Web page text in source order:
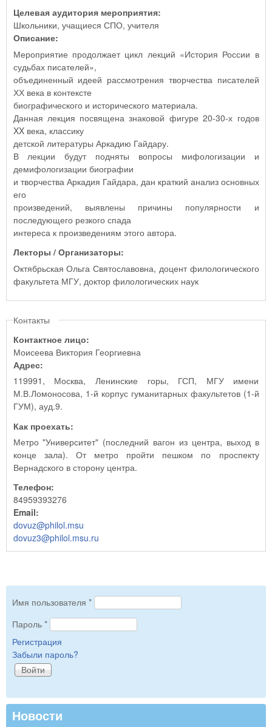
Целевая аудитория мероприятия:
Школьники, учащиеся СПО, учителя
Описание:
Мероприятие продолжает цикл лекций «История России в
судьбах писателей»,
объединенный идеей рассмотрения творчества писателей
ХХ века в контексте
биографического и исторического материала.
Данная лекция посвящена знаковой фигуре 20-30-х годов
XX века, классику
детской литературы Аркадию Гайдару.
В лекции будут подняты вопросы мифологизации и
демифологизации биографии
и творчества Аркадия Гайдара, дан краткий анализ основных
его
произведений, выявлены причины популярности и
последующего резкого спада
интереса к произведениям этого автора.
Лекторы / Организаторы:
Октябрьская Ольга Святославовна, доцент филологического
факультета МГУ, доктор филологических наук
Контакты
Контактное лицо:
Моисеева Виктория Георгиевна
Адрес:
119991, Москва, Ленинские горы, ГСП, МГУ имени
М.В.Ломоносова, 1-й корпус гуманитарных факультетов (1-й
ГУМ), ауд.9.
Как проехать:
Метро "Университет" (последний вагон из центра, выход в
конце зала). От метро пройти пешком по проспекту
Вернадского в сторону центра.
Телефон:
84959393276
Email:
dovuz@philol.msu
dovuz3@philol.msu.ru
Имя пользователя *
Пароль *
Регистрация
Забыли пароль?
Новости